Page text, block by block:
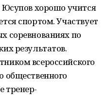
Юсупов хорошо учится
спортом. Участвует
соревнованиях по
результатов.
всероссийского
общественного
тренер-